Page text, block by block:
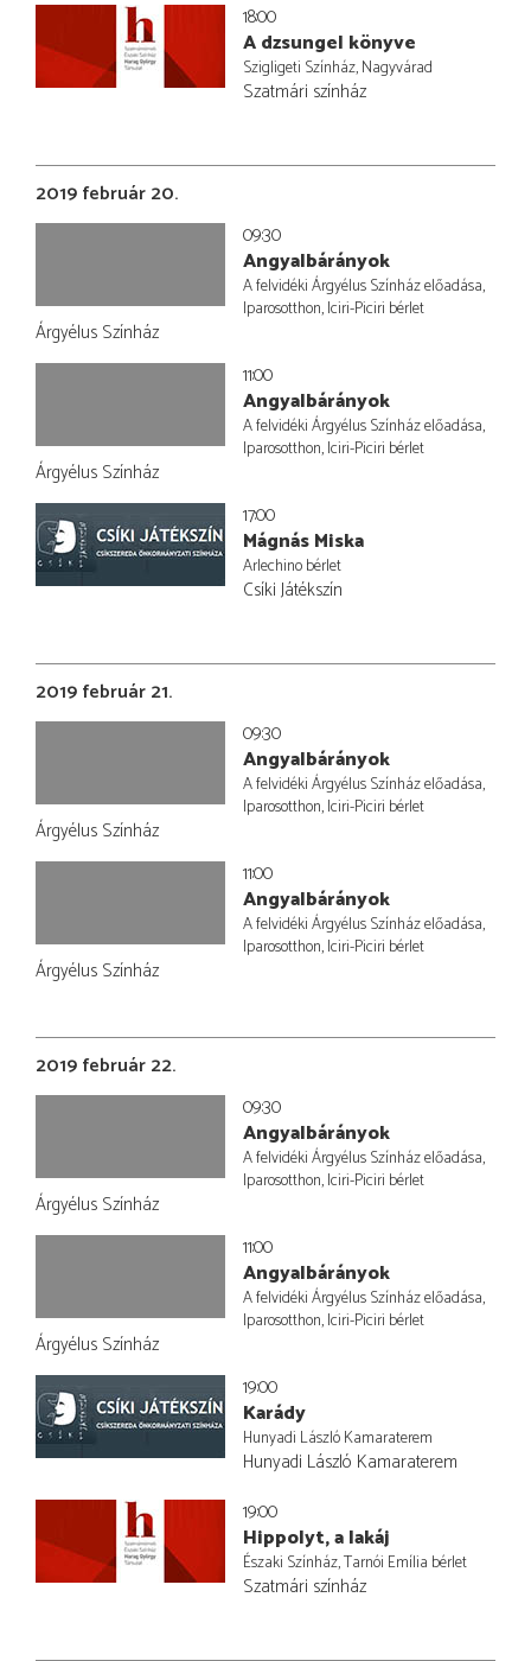
18:00
A dzsungel könyve
Szigligeti Színház, Nagyvárad
Szatmári színház
2019 február 20.
09:30
Angyalbárányok
A felvidéki Árgyélus Színház előadása,
Iparosotthon, Iciri-Piciri bérlet
Árgyélus Színház
11:00
Angyalbárányok
A felvidéki Árgyélus Színház előadása,
Iparosotthon, Iciri-Piciri bérlet
Árgyélus Színház
17:00
Mágnás Miska
Arlechino bérlet
Csíki Játékszín
2019 február 21.
09:30
Angyalbárányok
A felvidéki Árgyélus Színház előadása,
Iparosotthon, Iciri-Piciri bérlet
Árgyélus Színház
11:00
Angyalbárányok
A felvidéki Árgyélus Színház előadása,
Iparosotthon, Iciri-Piciri bérlet
Árgyélus Színház
2019 február 22.
09:30
Angyalbárányok
A felvidéki Árgyélus Színház előadása,
Iparosotthon, Iciri-Piciri bérlet
Árgyélus Színház
11:00
Angyalbárányok
A felvidéki Árgyélus Színház előadása,
Iparosotthon, Iciri-Piciri bérlet
Árgyélus Színház
19:00
Karády
Hunyadi László Kamaraterem
Hunyadi László Kamaraterem
19:00
Hippolyt, a lakáj
Északi Színház, Tarnói Emília bérlet
Szatmári színház